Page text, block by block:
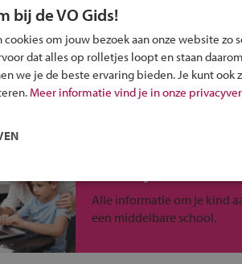
in jouw regio
bij jou?
Alle informatie om je kind
een middelbare school.
bij de VO Gids!
om jouw bezoek aan onze website zo
dat alles op rolletjes loopt en staan
we je de beste ervaring bieden. Je kunt
Meer informatie vind je in onze